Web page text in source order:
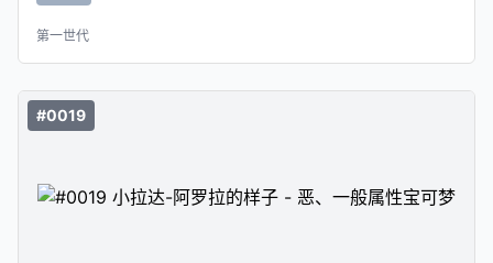
第一世代
#0019